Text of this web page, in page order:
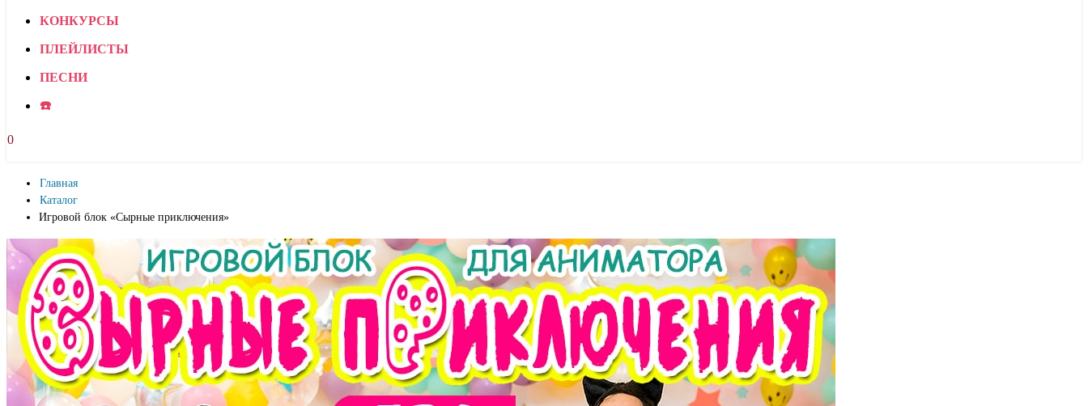
КОНКУРСЫ
ПЛЕЙЛИСТЫ
ПЕСНИ
☎️
0
Главная
Каталог
Игровой блок «Сырные приключения»